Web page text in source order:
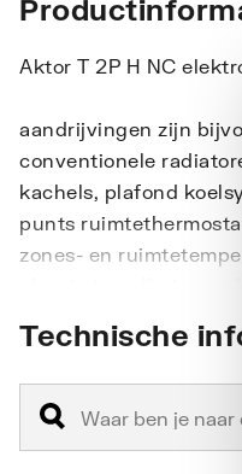
Aktor T 2P H NC
aandrijvingen zijn
conventionele
kachels, plafond
punts
zones- en
plug-in installatie
De
het schakelen van
Aansluitkabel: 1 m
Technische